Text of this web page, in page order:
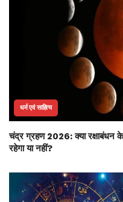
धर्म एवं साहित्य
चंद्र ग्रहण 2026: क्या रक्षाबंधन
रहेगा या नहीं?